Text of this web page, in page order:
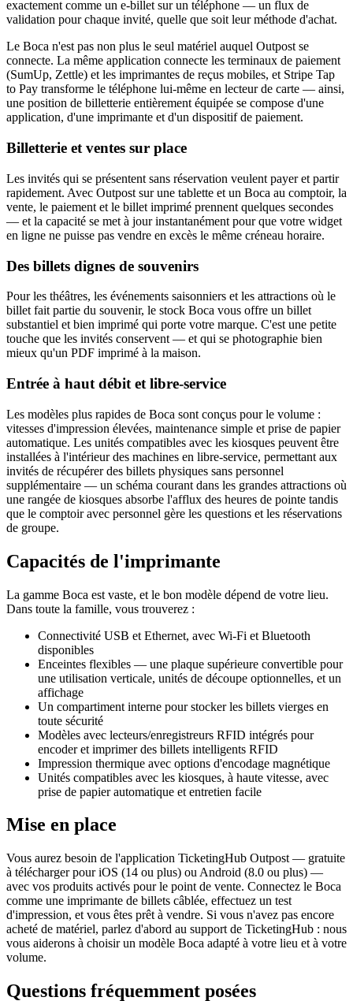
exactement comme un e-billet sur un téléphone — un flux de
validation pour chaque invité, quelle que soit leur méthode d'achat.
Le Boca n'est pas non plus le seul matériel auquel Outpost se
connecte. La même application connecte les terminaux de paiement
(SumUp, Zettle) et les imprimantes de reçus mobiles, et Stripe Tap
to Pay transforme le téléphone lui-même en lecteur de carte — ainsi,
une position de billetterie entièrement équipée se compose d'une
application, d'une imprimante et d'un dispositif de paiement.
Billetterie et ventes sur place
Les invités qui se présentent sans réservation veulent payer et partir
rapidement. Avec Outpost sur une tablette et un Boca au comptoir, la
vente, le paiement et le billet imprimé prennent quelques secondes
— et la capacité se met à jour instantanément pour que votre widget
en ligne ne puisse pas vendre en excès le même créneau horaire.
Des billets dignes de souvenirs
Pour les théâtres, les événements saisonniers et les attractions où le
billet fait partie du souvenir, le stock Boca vous offre un billet
substantiel et bien imprimé qui porte votre marque. C'est une petite
touche que les invités conservent — et qui se photographie bien
mieux qu'un PDF imprimé à la maison.
Entrée à haut débit et libre-service
Les modèles plus rapides de Boca sont conçus pour le volume :
vitesses d'impression élevées, maintenance simple et prise de papier
automatique. Les unités compatibles avec les kiosques peuvent être
installées à l'intérieur des machines en libre-service, permettant aux
invités de récupérer des billets physiques sans personnel
supplémentaire — un schéma courant dans les grandes attractions où
une rangée de kiosques absorbe l'afflux des heures de pointe tandis
que le comptoir avec personnel gère les questions et les réservations
de groupe.
Capacités de l'imprimante
La gamme Boca est vaste, et le bon modèle dépend de votre lieu.
Dans toute la famille, vous trouverez :
Connectivité USB et Ethernet, avec Wi-Fi et Bluetooth
disponibles
Enceintes flexibles — une plaque supérieure convertible pour
une utilisation verticale, unités de découpe optionnelles, et un
affichage
Un compartiment interne pour stocker les billets vierges en
toute sécurité
Modèles avec lecteurs/enregistreurs RFID intégrés pour
encoder et imprimer des billets intelligents RFID
Impression thermique avec options d'encodage magnétique
Unités compatibles avec les kiosques, à haute vitesse, avec
prise de papier automatique et entretien facile
Mise en place
Vous aurez besoin de l'application TicketingHub Outpost — gratuite
à télécharger pour iOS (14 ou plus) ou Android (8.0 ou plus) —
avec vos produits activés pour le point de vente. Connectez le Boca
comme une imprimante de billets câblée, effectuez un test
d'impression, et vous êtes prêt à vendre. Si vous n'avez pas encore
acheté de matériel, parlez d'abord au support de TicketingHub : nous
vous aiderons à choisir un modèle Boca adapté à votre lieu et à votre
volume.
Questions fréquemment posées